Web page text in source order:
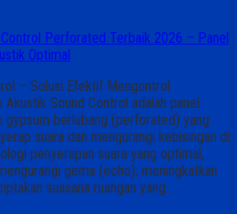
Perforated Terbaik 2026 – Panel
Optimal
– Solusi Efektif Mengontrol
Akustik Sound Control adalah panel
gypsum berlubang (perforated) yang
suara dan mengurangi kebisingan di
penyerapan suara yang optimal,
gema (echo), meningkatkan
suasana ruangan yang…